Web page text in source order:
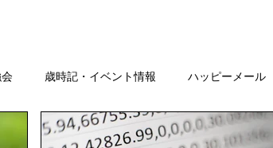
歳時記・イベント情報 ハッピーメール